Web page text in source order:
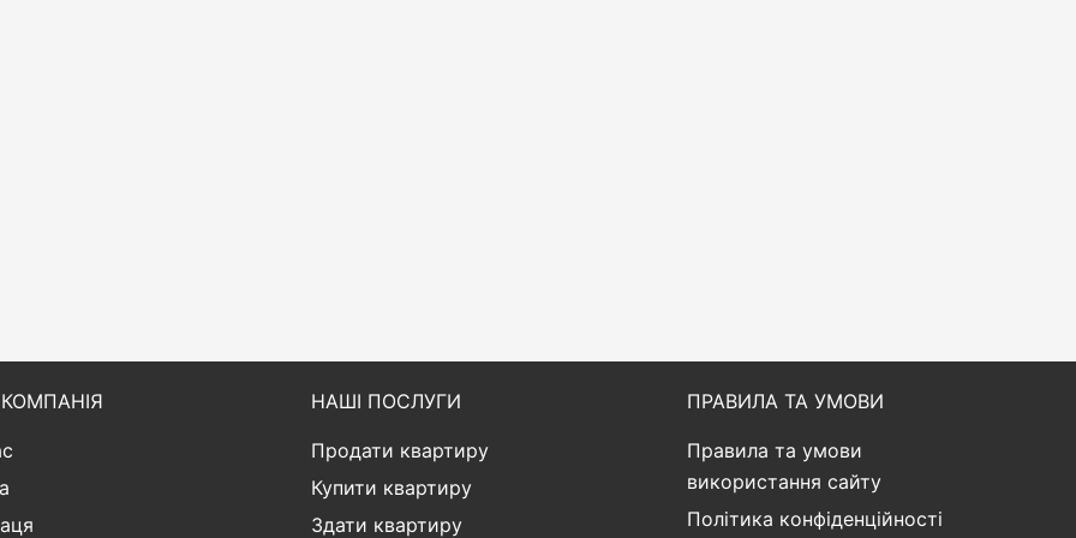
НАШІ ПОСЛУГИ
Продати квартиру
Купити квартиру
Здати квартиру
ПРАВИЛА ТА УМОВИ
Правила та умови
використання сайту
Політика конфіденційності